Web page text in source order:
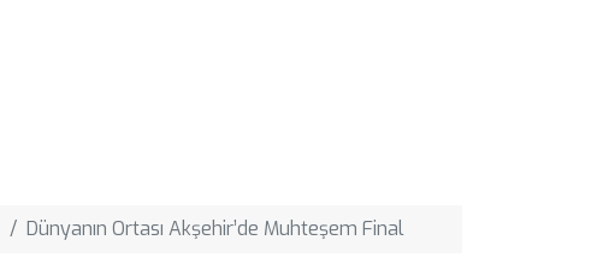
Dünyanın Ortası Akşehir’de Muhteşem Final